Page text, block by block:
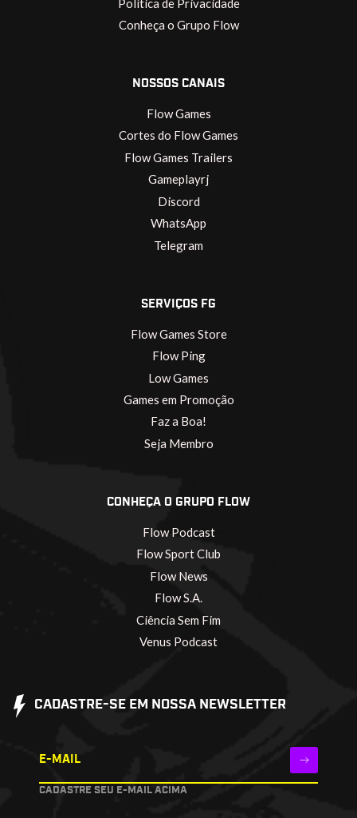
Política de Privacidade
Conheça o Grupo Flow
NOSSOS CANAIS
Flow Games
Cortes do Flow Games
Flow Games Trailers
Gameplayrj
Discord
WhatsApp
Telegram
SERVIÇOS FG
Flow Games Store
Flow Ping
Low Games
Games em Promoção
Faz a Boa!
Seja Membro
CONHEÇA O GRUPO FLOW
Flow Podcast
Flow Sport Club
Flow News
Flow S.A.
Ciência Sem Fim
Venus Podcast
CADASTRE-SE EM NOSSA NEWSLETTER
E-MAIL
CADASTRE SEU E-MAIL ACIMA